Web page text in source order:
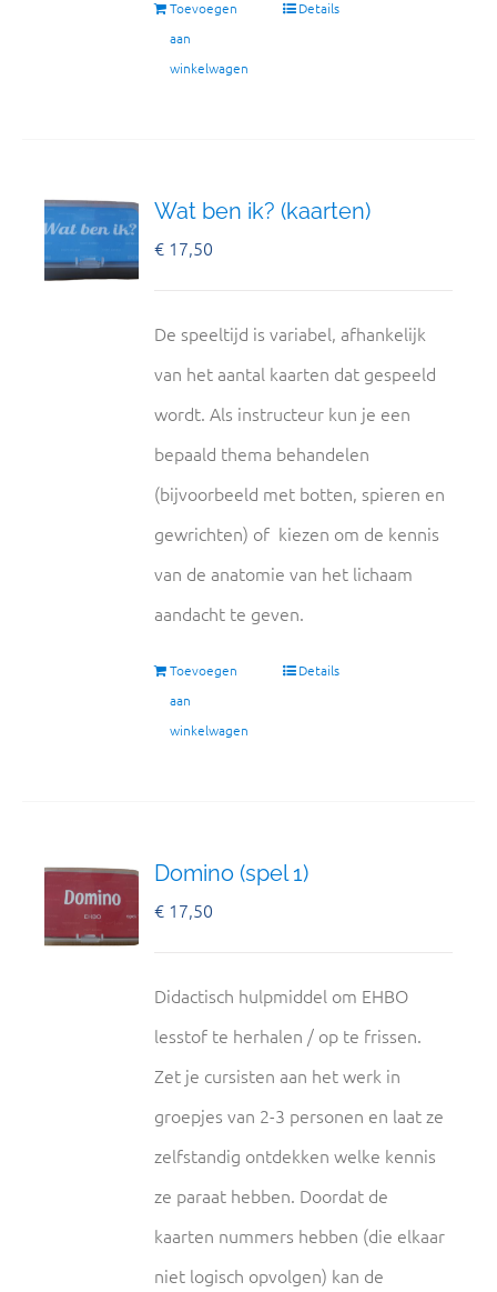
Toevoegen
aan
winkelwagen
Details
Wat ben ik? (kaarten)
€ 17,50
De speeltijd is variabel, afhankelijk
van het aantal kaarten dat gespeeld
wordt. Als instructeur kun je een
bepaald thema behandelen
(bijvoorbeeld met botten, spieren en
gewrichten) of kiezen om de kennis
van de anatomie van het lichaam
aandacht te geven.
Toevoegen
aan
winkelwagen
Details
Domino (spel 1)
€ 17,50
Didactisch hulpmiddel om EHBO
lesstof te herhalen / op te frissen.
Zet je cursisten aan het werk in
groepjes van 2-3 personen en laat ze
zelfstandig ontdekken welke kennis
ze paraat hebben. Doordat de
kaarten nummers hebben (die elkaar
niet logisch opvolgen) kan de